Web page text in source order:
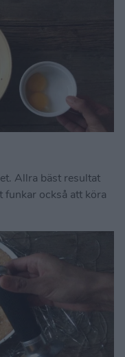
Allra bäst resultat
funkar också att köra